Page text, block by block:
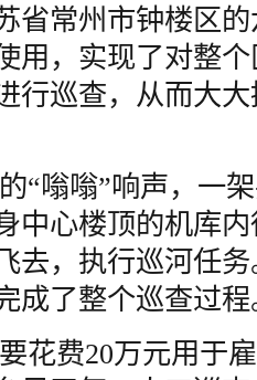
省常州市钟楼区
用，实现了对整
行巡查，从而大
“嗡嗡”响声，一
中心楼顶的机库
去，执行巡河任
成了整个巡查过程
花费20万元用于